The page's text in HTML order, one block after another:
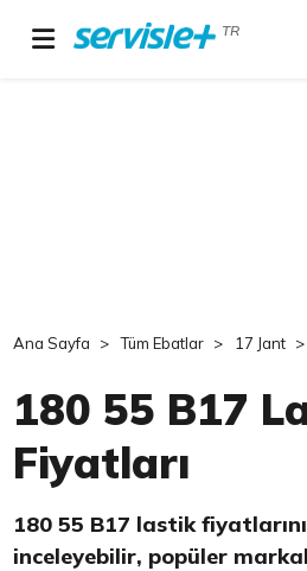
TR
Ana Sayfa Tüm Ebatlar 17 Jant
180 55 B17
Fiyatları
180 55 B17 lastik
inceleyebilir, popüler